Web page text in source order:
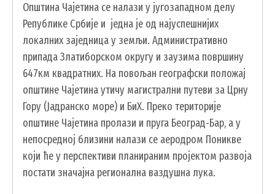
ЛОКАЛНА САМОУПРАВА
СКУПШТИНА
ПРЕДСЕДНИК
ОПШТИНСКО ВЕЋЕ
ОПШТИНСКА УПРАВА
ОПШТИНСКО ПРАВОБРАНИЛАШТВО
МЕСНЕ ЗАЈЕДНИЦЕ
ЈАВНА ПРЕДУЗЕЋА
КОМУНАЛНА МИЛИЦИЈА ОПШТИНЕ
Општина Чајетина се налази у југозападном делу
Републике Србије и једна је од најуспешнијих
локалних заједница у земљи. Административно
припада Златиборском округу и заузима површину
647км квадратних. На повољан географски положај
општине Чајетина утичу магистрални путеви за Црну
Гору (Јадранско море) и БиХ. Преко територије
општине Чајетина пролази и пруга Београд-Бар, а у
непосредној близини налази се аеродром Поникве
који ће у перспективи планираним пројектом развоја
постати значајна регионална ваздушна лука.